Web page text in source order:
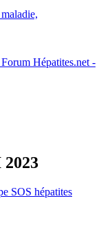
Forum Hépatites.net -
SOS hépatites